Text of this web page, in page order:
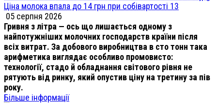
Ціна молока впала до 14 грн при собівартості 13
05 серпня 2026
Гривня з літра — ось що лишається одному з
найпотужніших молочних господарств країни після
всіх витрат. За добового виробництва в сто тонн така
арифметика виглядає особливо промовисто:
технології, стадо й обладнання світового рівня не
рятують від ринку, який опустив ціну на третину за пів
року.
Більше інформації